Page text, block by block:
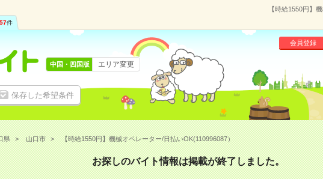
【時給1550円】
件
保存した希望条件
会員登録
中国・四国版 エリア変更
県 山口市 【時給1550円】機械オペレーター/日払いOK(110996087）
お探しのバイト情報は掲載が終了しました。